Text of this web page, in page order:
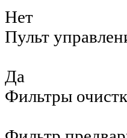
Нет
Пульт
Да
Фильтры